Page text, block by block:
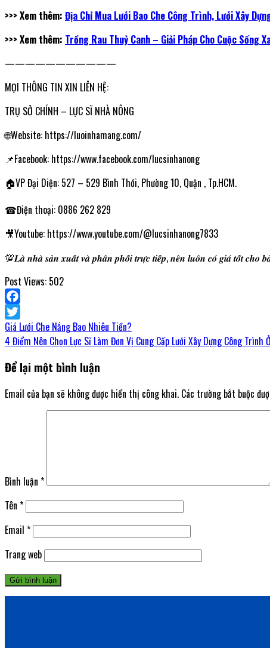
>>> Xem thêm: Địa Chỉ Mua Lưới Bao Che Công Trình, Lưới Xây
>>> Xem thêm: Trồng Rau Thuỷ Canh – Giải Pháp Cho Cuộc Sống
———————————
MỌI THÔNG TIN XIN LIÊN HỆ:
TRỤ SỞ CHÍNH – LỰC SĨ NHÀ NÔNG
🌐Website: https://luoinhamang.com/
📌Facebook: https://www.facebook.com/lucsinhanong
🏠VP Đại Diện: 527 – 529 Bình Thới, Phường 10, Quận , Tp.HCM.
☎Điện thoại: 0886 262 829
🎥Youtube: https://www.youtube.com/@lucsinhanong7833
💯𝑳𝒂̀ 𝒏𝒉𝒂̀ 𝒔𝒂̉𝒏 𝒙𝒖𝒂̂́𝒕 𝒗𝒂̀ 𝒑𝒉𝒂̂𝒏 𝒑𝒉𝒐̂́𝒊 𝒕𝒓𝒖̛̣𝒄 𝒕𝒊𝒆̂́𝒑, 𝒏𝒆̂𝒏 𝒍𝒖𝒐̂𝒏 𝒄𝒐́ 𝒈𝒊𝒂́ 𝒕𝒐̂́𝒕 𝒄𝒉𝒐
Post Views: 502
Facebook
Twitter
Giá Lưới Che Nắng Bao Nhiêu Tiền?
4 Điểm Nên Chọn Lực Sĩ Làm Đơn Vị Cung Cấp Lưới Xây Dựng Công Trình
Để lại một bình luận
Email của bạn sẽ không được hiển thị công khai. Các trường bắt buộc
Bình luận *
Tên *
Email *
Trang web